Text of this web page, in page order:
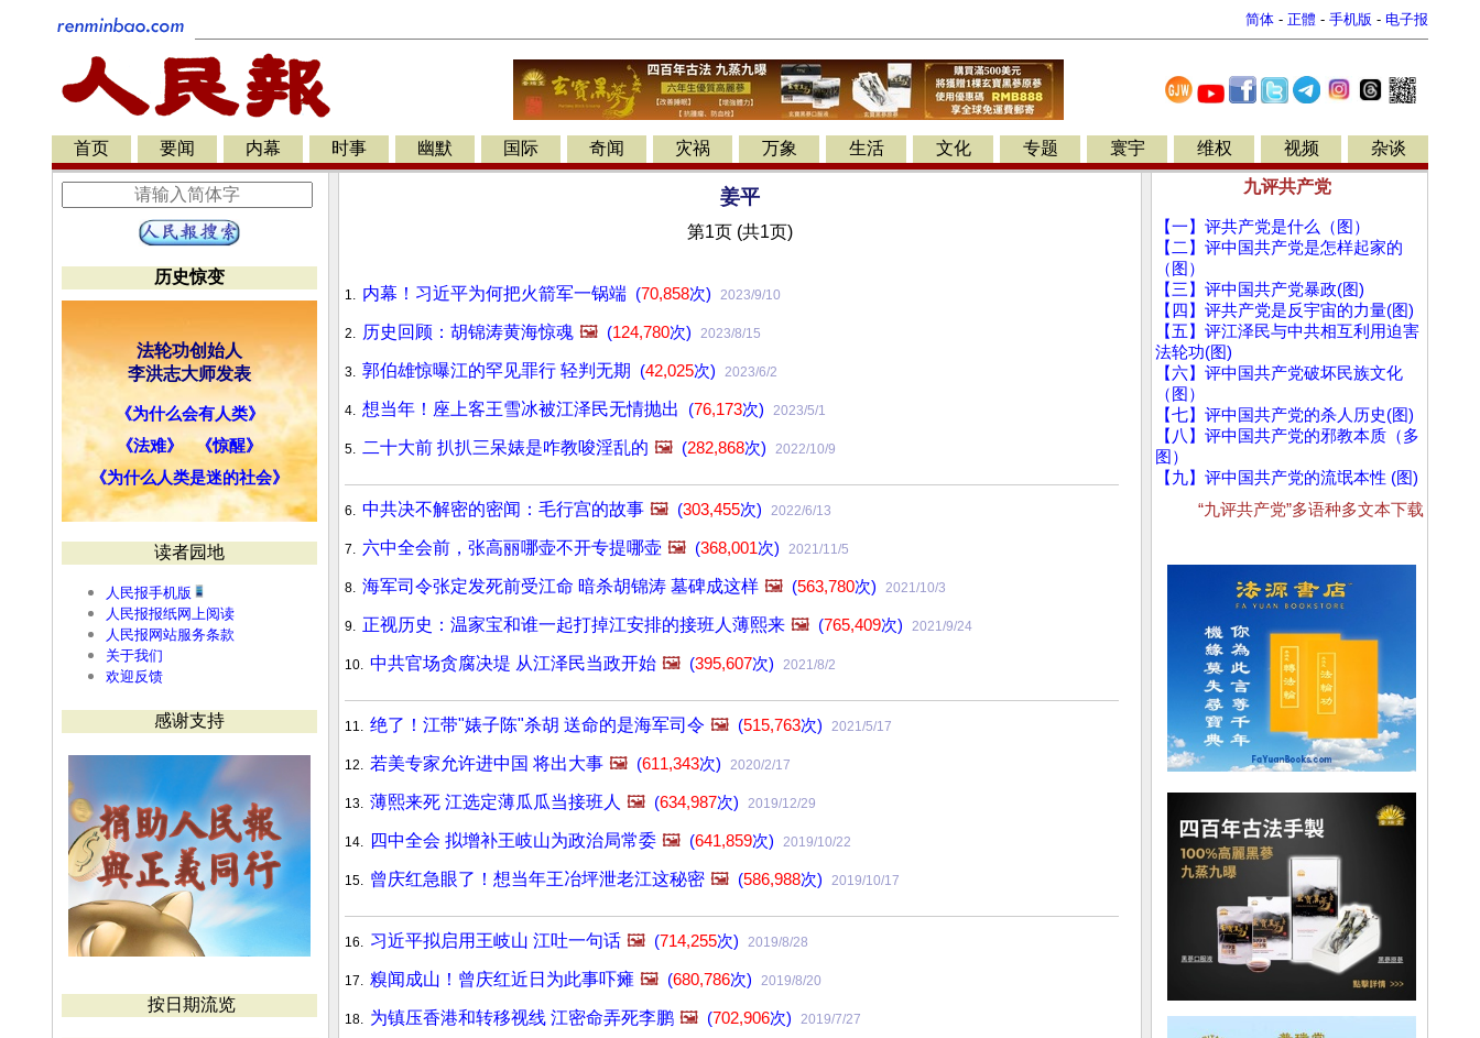
简体 - 正體 - 手机版 - 电子报
首页 要闻 内幕 时事 幽默 国际 奇闻 灾祸 万象 生活 文化 专题 寰宇 维权 视频 杂谈
历史惊变
法轮功创始人
李洪志大师发表
《为什么会有人类》
《法难》
《惊醒》
《为什么人类是迷的社会》
读者园地
人民报手机版
人民报报纸网上阅读
人民报网站服务条款
关于我们
欢迎反馈
感谢支持
按日期流览
姜平
第1页 (共1页)
1. 内幕！习近平为何把火箭军一锅端 (70,858次) 2023/9/10
2. 历史回顾：胡锦涛黄海惊魂 🖼️ (124,780次) 2023/8/15
3. 郭伯雄惊曝江的罕见罪行 轻判无期 (42,025次) 2023/6/2
4. 想当年！座上客王雪冰被江泽民无情抛出 (76,173次) 2023/5/1
5. 二十大前 扒扒三呆婊是咋教唆淫乱的 🖼️ (282,868次) 2022/10/9
6. 中共决不解密的密闻：毛行宫的故事 🖼️ (303,455次) 2022/6/13
7. 六中全会前，张高丽哪壶不开专提哪壶 🖼️ (368,001次) 2021/11/5
8. 海军司令张定发死前受江命 暗杀胡锦涛 墓碑成这样 🖼️ (563,780次) 2021/10/3
9. 正视历史：温家宝和谁一起打掉江安排的接班人薄熙来 🖼️ (765,409次) 2021/9/24
10. 中共官场贪腐决堤 从江泽民当政开始 🖼️ (395,607次) 2021/8/2
11. 绝了！江带"婊子陈"杀胡 送命的是海军司令 🖼️ (515,763次) 2021/5/17
12. 若美专家允许进中国 将出大事 🖼️ (611,343次) 2020/2/17
13. 薄熙来死 江选定薄瓜瓜当接班人 🖼️ (634,987次) 2019/12/29
14. 四中全会 拟增补王岐山为政治局常委 🖼️ (641,859次) 2019/10/22
15. 曾庆红急眼了！想当年王冶坪泄老江这秘密 🖼️ (586,988次) 2019/10/17
16. 习近平拟启用王岐山 江吐一句话 🖼️ (714,255次) 2019/8/28
17. 糗闻成山！曾庆红近日为此事吓瘫 🖼️ (680,786次) 2019/8/20
18. 为镇压香港和转移视线 江密命弄死李鹏 🖼️ (702,906次) 2019/7/27
九评共产党
【一】评共产党是什么（图）
【二】评中国共产党是怎样起家的
（图）
【三】评中国共产党暴政(图)
【四】评共产党是反宇宙的力量(图)
【五】评江泽民与中共相互利用迫害
法轮功(图)
【六】评中国共产党破坏民族文化
（图）
【七】评中国共产党的杀人历史(图)
【八】评中国共产党的邪教本质（多
图）
【九】评中国共产党的流氓本性 (图)
“九评共产党”多语种多文本下载